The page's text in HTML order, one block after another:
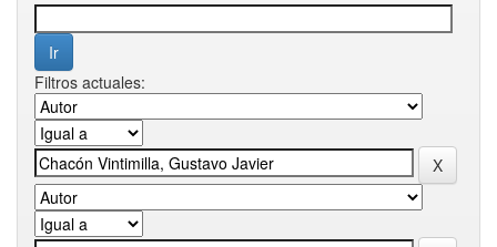
Filtros actuales: